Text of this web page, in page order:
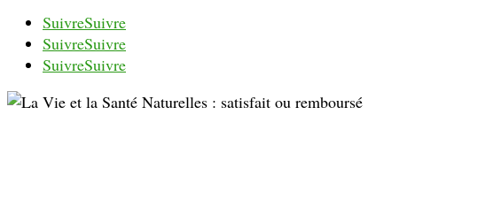
SuivreSuivre
SuivreSuivre
SuivreSuivre